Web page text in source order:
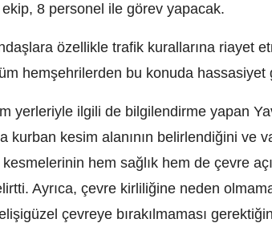
8 personel ile görev yapacak.
özellikle trafik kurallarına riayet
hemşehrilerden bu konuda hassasiyet
yerleriyle ilgili de bilgilendirme yapan
kurban kesim alanının belirlendiğini ve
kesmelerinin hem sağlık hem de çevre
Ayrıca, çevre kirliliğine neden
çevreye bırakılmaması